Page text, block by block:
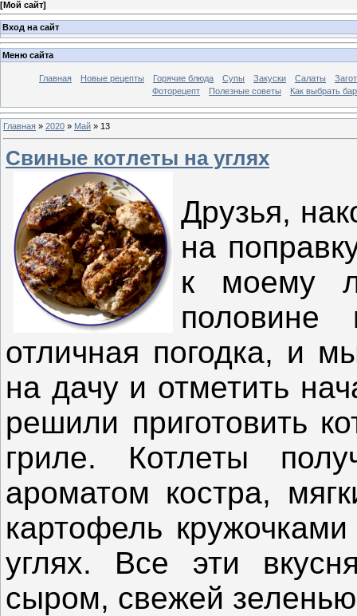
[Мой сайт]
Вход на сайт
Меню сайта
Главная Новые рецепты Горячие блюда Супы Закуски Салаты
Фоторецепт
Полезные советы Как выбрать
Главная » 2020 » Май » 13
Свиные котлеты на углях
Друзья,
на
к моему
отличная погодка, и
на дачу и отметить
решили приготовить
гриле. Котлеты
ароматом костра,
картофель
углях. Все эти
сыром, свежей